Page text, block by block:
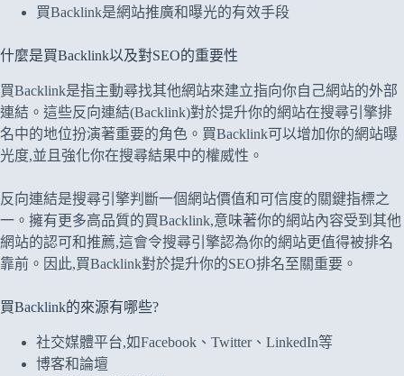
買Backlink是網站推廣和曝光的有效手段
什麼是買Backlink以及對SEO的重要性
買Backlink是指主動尋找其他網站來建立指向你自己網站的外部
連結。這些反向連結(Backlink)對於提升你的網站在搜尋引擎排
名中的地位扮演著重要的角色。買Backlink可以增加你的網站曝
光度,並且強化你在搜尋結果中的權威性。
反向連結是搜尋引擎判斷一個網站價值和可信度的關鍵指標之
一。擁有更多高品質的買Backlink,意味著你的網站內容受到其他
網站的認可和推薦,這會令搜尋引擎認為你的網站更值得被排名
靠前。因此,買Backlink對於提升你的SEO排名至關重要。
買Backlink的來源有哪些?
社交媒體平台,如Facebook、Twitter、LinkedIn等
博客和論壇